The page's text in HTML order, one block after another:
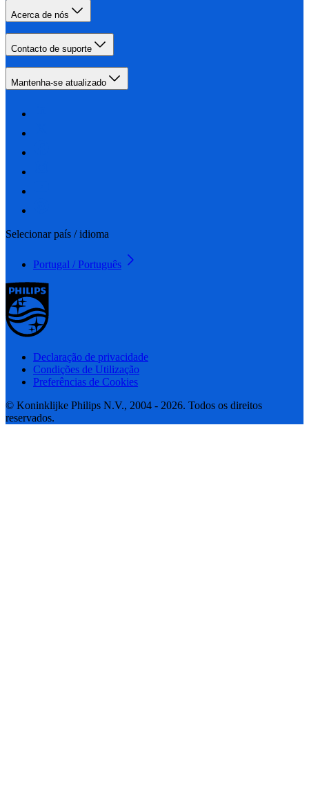
Acerca de nós
Contacto de suporte
Mantenha-se atualizado
Selecionar país / idioma
Portugal / Português
Declaração de privacidade
Condições de Utilização
Preferências de Cookies
© Koninklijke Philips N.V., 2004 - 2026. Todos os direitos
reservados.